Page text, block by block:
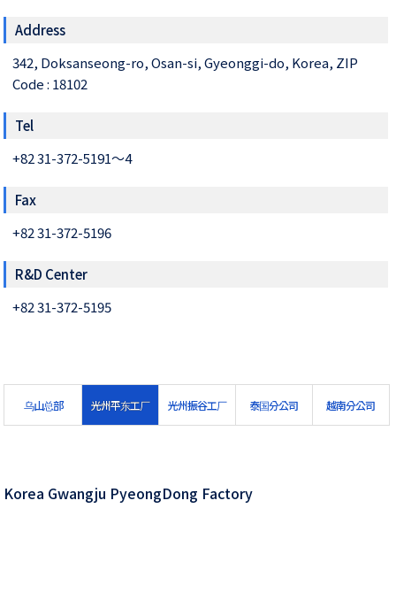
Address
342, Doksanseong-ro, Osan-si, Gyeonggi-do, Korea, ZIP
Code : 18102
Tel
+82 31-372-5191～4
Fax
+82 31-372-5196
R&D Center
+82 31-372-5195
乌山总部 光州平东工厂 光州振谷工厂 泰国分公司 越南分公司
Korea Gwangju PyeongDong Factory